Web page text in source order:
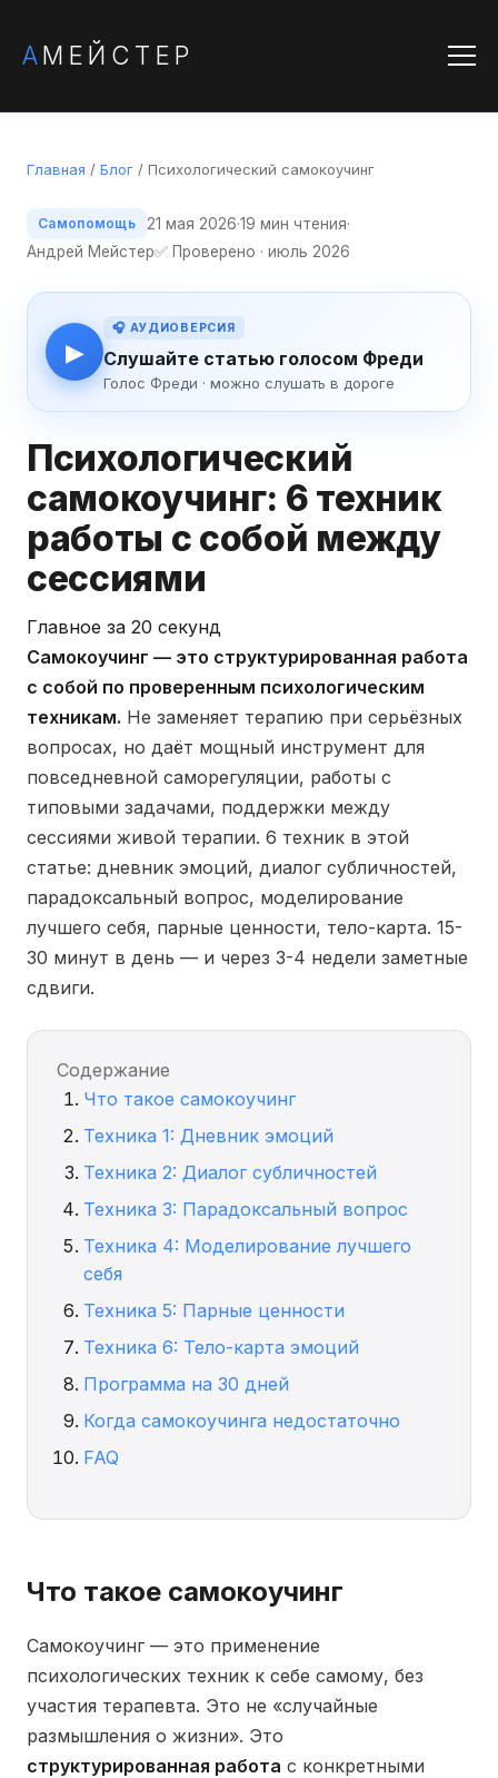
АМЕЙСТЕР
Главная / Блог / Психологический самокоучинг
Самопомощь 21 мая 2026·19 мин чтения·
Андрей Мейстер✅ Проверено · июль 2026
▶
🎧 АУДИОВЕРСИЯ
Слушайте статью голосом Фреди
Голос Фреди · можно слушать в дороге
Психологический
самокоучинг: 6 техник
работы с собой между
сессиями
Главное за 20 секунд
Самокоучинг — это структурированная работа
с собой по проверенным психологическим
техникам. Не заменяет терапию при серьёзных
вопросах, но даёт мощный инструмент для
повседневной саморегуляции, работы с
типовыми задачами, поддержки между
сессиями живой терапии. 6 техник в этой
статье: дневник эмоций, диалог субличностей,
парадоксальный вопрос, моделирование
лучшего себя, парные ценности, тело-карта. 15-
30 минут в день — и через 3-4 недели заметные
сдвиги.
Содержание
Что такое самокоучинг
Техника 1: Дневник эмоций
Техника 2: Диалог субличностей
Техника 3: Парадоксальный вопрос
Техника 4: Моделирование лучшего
себя
Техника 5: Парные ценности
Техника 6: Тело-карта эмоций
Программа на 30 дней
Когда самокоучинга недостаточно
FAQ
Что такое самокоучинг
Самокоучинг — это применение
психологических техник к себе самому, без
участия терапевта. Это не «случайные
размышления о жизни». Это
структурированная работа с конкретными